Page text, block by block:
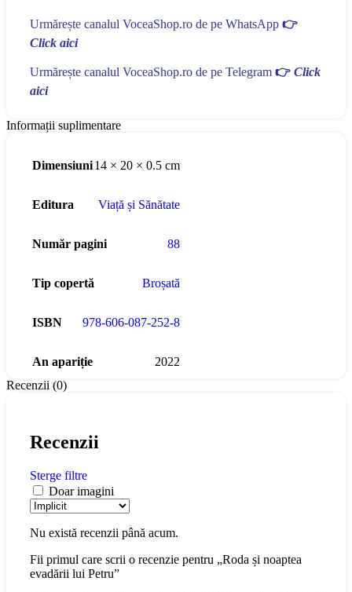
Urmărește canalul VoceaShop.ro de pe WhatsApp 👉
Click aici
Urmărește canalul VoceaShop.ro de pe Telegram 👉 Click
aici
Informații suplimentare
Dimensiuni14 × 20 × 0.5 cm
Editura Viață și Sănătate
Număr pagini 88
Tip copertă Broșată
ISBN 978-606-087-252-8
An apariție
2022
Recenzii (0)
Recenzii
Sterge filtre
Doar imagini
Nu există recenzii până acum.
Fii primul care scrii o recenzie pentru „Roda și noaptea
evadării lui Petru”